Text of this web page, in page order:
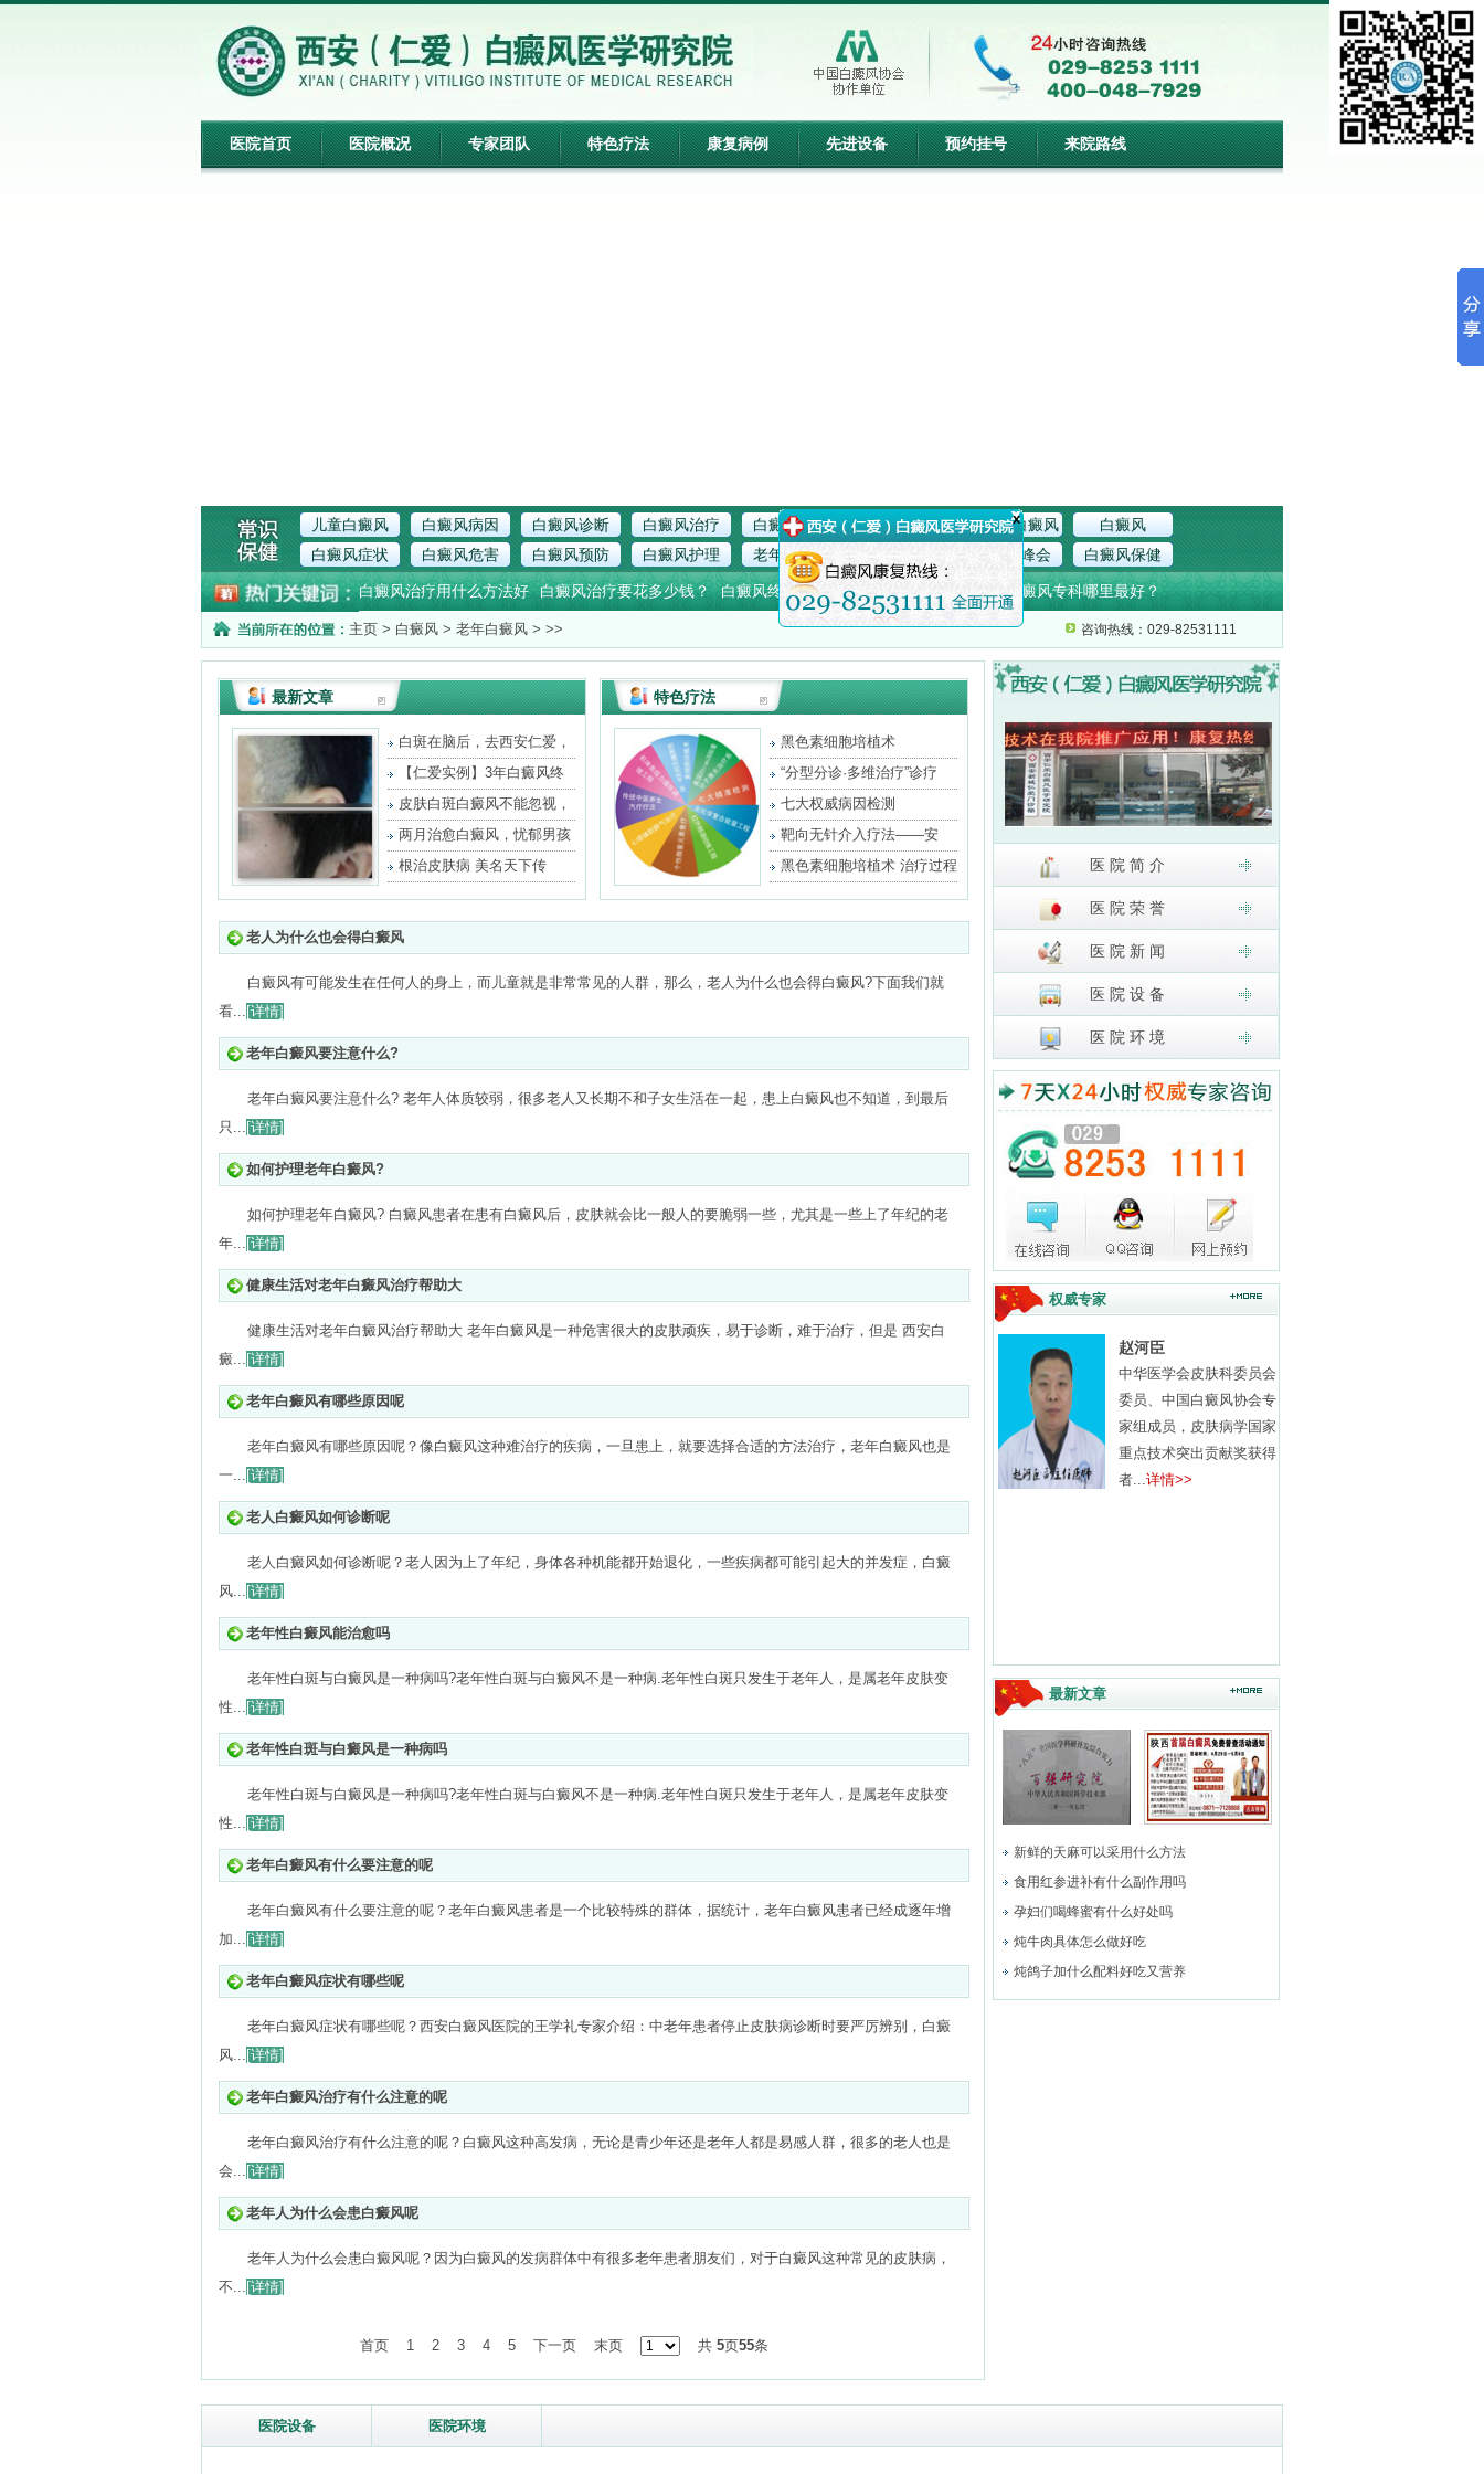
医院首页 医院概况 专家团队 特色疗法 康复病例 先进设备 预约挂号 来院路线
儿童白癜风 白癜风病因 白癜风诊断 白癜风治疗 白癜风常识 局限型白癜风 散发型白癜风
白癜风
白癜风症状
白癜风危害 白癜风预防 白癜风护理 老年白癜风 白癜风峰会 白癜风保健
白癜风治疗用什么方法好 白癜风治疗要花多少钱？ 白癜风终于治好了 白癜风十大专业医院 白癜风专科哪里最好？
主页 > 白癜风 > 老年白癜风 > >> 咨询热线：029-82531111
最新文章
白斑在脑后，去西安仁爱，
将
【仁爱实例】3年白癜风终
治皮肤白斑白癜风不能忽视，
很两月治愈白癜风，忧郁男孩
重根治皮肤病 美名天下传
特色疗法
黑色素细胞培植术
“分型分诊·多维治疗”诊疗
七大权威病因检测
靶向无针介入疗法——安
全、
黑色素细胞培植术 治疗过程
老人为什么也会得白癜风
白癜风有可能发生在任何人的身上，而儿童就是非常常见的人群，那么，老人为什么也会得白癜风?下面我们就
看... [详情]
老年白癜风要注意什么?
老年白癜风要注意什么? 老年人体质较弱，很多老人又长期不和子女生活在一起，患上白癜风也不知道，到最后
只... [详情]
如何护理老年白癜风?
如何护理老年白癜风? 白癜风患者在患有白癜风后，皮肤就会比一般人的要脆弱一些，尤其是一些上了年纪的老
年... [详情]
健康生活对老年白癜风治疗帮助大
健康生活对老年白癜风治疗帮助大 老年白癜风是一种危害很大的皮肤顽疾，易于诊断，难于治疗，但是 西安白
癜... [详情]
老年白癜风有哪些原因呢
老年白癜风有哪些原因呢？像白癜风这种难治疗的疾病，一旦患上，就要选择合适的方法治疗，老年白癜风也是
一... [详情]
老人白癜风如何诊断呢
老人白癜风如何诊断呢？老人因为上了年纪，身体各种机能都开始退化，一些疾病都可能引起大的并发症，白癜
风... [详情]
老年性白癜风能治愈吗
老年性白斑与白癜风是一种病吗?老年性白斑与白癜风不是一种病.老年性白斑只发生于老年人，是属老年皮肤变
性... [详情]
老年性白斑与白癜风是一种病吗
老年性白斑与白癜风是一种病吗?老年性白斑与白癜风不是一种病.老年性白斑只发生于老年人，是属老年皮肤变
性... [详情]
老年白癜风有什么要注意的呢
老年白癜风有什么要注意的呢？老年白癜风患者是一个比较特殊的群体，据统计，老年白癜风患者已经成逐年增
加... [详情]
老年白癜风症状有哪些呢
老年白癜风症状有哪些呢？西安白癜风医院的王学礼专家介绍：中老年患者停止皮肤病诊断时要严厉辨别，白癜
风... [详情]
老年白癜风治疗有什么注意的呢
老年白癜风治疗有什么注意的呢？白癜风这种高发病，无论是青少年还是老年人都是易感人群，很多的老人也是
会... [详情]
老年人为什么会患白癜风呢
老年人为什么会患白癜风呢？因为白癜风的发病群体中有很多老年患者朋友们，对于白癜风这种常见的皮肤病，
不... [详情]
首页 1 2 3 4 5 下一页 末页 共 5页55条
医 院 简 介
医 院 荣 誉
医 院 新 闻
医 院 设 备
医 院 环 境
权威专家
赵河臣
中华医学会皮肤科委员会
委员、中国白癜风协会专
家组成员，皮肤病学国家
重点技术突出贡献奖获得
者...详情>>
最新文章
新鲜的天麻可以采用什么方法
食用红参进补有什么副作用吗
孕妇们喝蜂蜜有什么好处吗
炖牛肉具体怎么做好吃
炖鸽子加什么配料好吃又营养
医院设备 医院环境
x